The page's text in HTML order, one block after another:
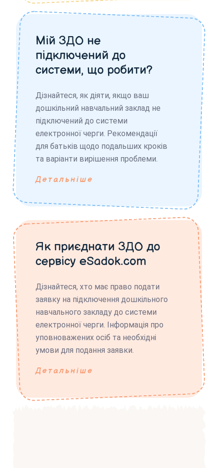
Мій ЗДО не
підключений до
системи, що робити?
Дізнайтеся, як діяти, якщо ваш
дошкільний навчальний заклад не
підключений до системи
електронної черги. Рекомендації
для батьків щодо подальших кроків
та варіанти вирішення проблеми.
Детальніше
Як приєднати ЗДО до
сервісу eSadok.com
Дізнайтеся, хто має право подати
заявку на підключення дошкільного
навчального закладу до системи
електронної черги. Інформація про
уповноважених осіб та необхідні
умови для подання заявки.
Детальніше